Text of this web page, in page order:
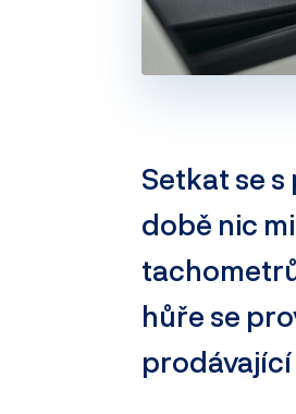
Setkat se
době nic
hůře se